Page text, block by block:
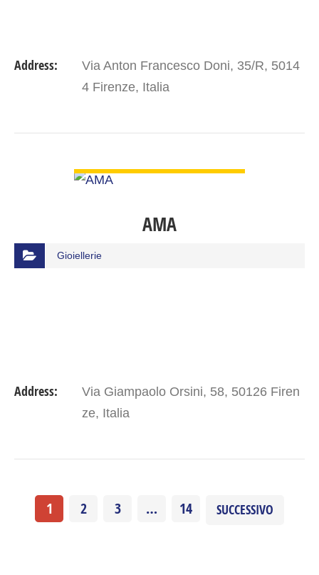
Address:
Via Anton Francesco Doni, 35/R, 5014
4 Firenze, Italia
AMA
Gioiellerie
Address:
Via Giampaolo Orsini, 58, 50126 Firen
ze, Italia
1 2 3 … 14 SUCCESSIVO